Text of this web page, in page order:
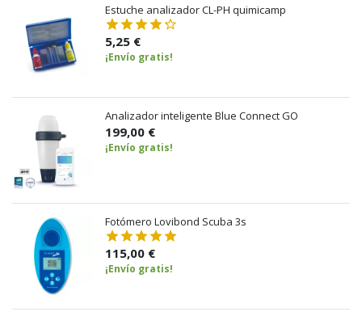
Estuche analizador CL-PH quimicamp
5,25 €
¡Envío gratis!
Analizador inteligente Blue Connect GO
199,00 €
¡Envío gratis!
Fotómero Lovibond Scuba 3s
115,00 €
¡Envío gratis!